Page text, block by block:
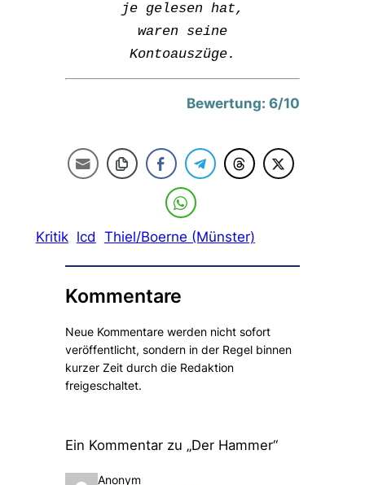
je gelesen hat,
waren seine
Kontoauszüge.
Bewertung: 6/10
Kritik lcd Thiel/Boerne (Münster)
Kommentare
Neue Kommentare werden nicht sofort
veröffentlicht, sondern in der Regel binnen
kurzer Zeit durch die Redaktion
freigeschaltet.
Ein Kommentar zu „Der Hammer“
Anonym